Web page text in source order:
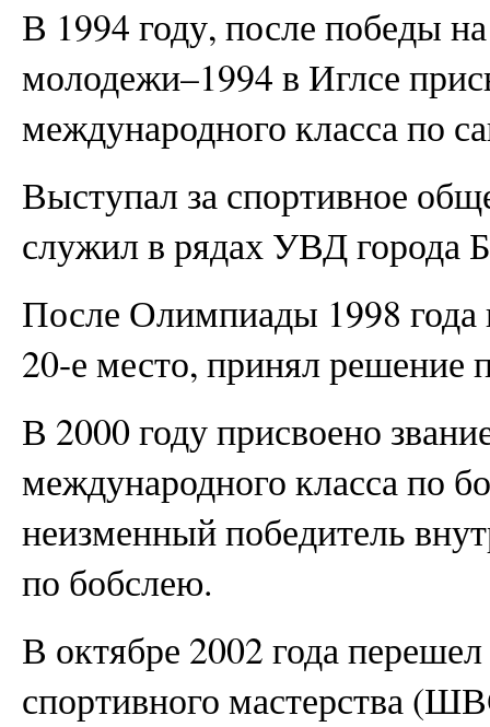
В 1994 году, после победы
молодежи–1994 в Иглсе
международного класса по
Выступал за спортивное
служил в рядах УВД города
После Олимпиады 1998 года
20-е место, принял решение
В 2000 году присвоено
международного класса по
неизменный победитель
по бобслею.
В октябре 2002 года
спортивного мастерства